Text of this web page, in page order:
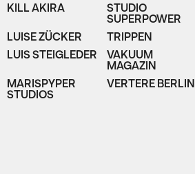
KILL AKIRA
LUISE ZÜCKER
LUIS STEIGLEDER
MARISPYPER
STUDIOS
STUDIO
SUPERPOWER
TRIPPEN
VAKUUM
MAGAZIN
VERTERE BERLIN